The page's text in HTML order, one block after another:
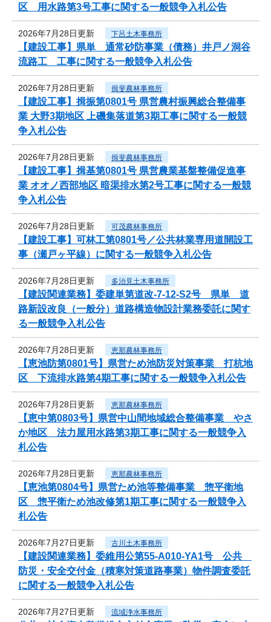
区 用水路第3号工事に関する一般競争入札公告
2026年7月28日更新 下呂土木事務所
【建設工事】県単 通常砂防事業（債務）井戸ノ洞谷
流路工 工事に関する一般競争入札公告
2026年7月28日更新 揖斐農林事務所
【建設工事】揖振第0801号 県営農村振興総合整備事
業 大野3期地区 上磯集落道第3期工事に関する一般競
争入札公告
2026年7月28日更新 揖斐農林事務所
【建設工事】揖基第0801号 県営農業基盤整備促進事
業 オオノ西部地区 暗渠排水第2号工事に関する一般競
争入札公告
2026年7月28日更新 可茂農林事務所
【建設工事】可林工第0801号／公共林業専用道開設工
事（瀬戸ヶ平線）に関する一般競争入札公告
2026年7月28日更新 多治見土木事務所
【建設関連業務】委建単第道改-7-12-S2号 県単 道
路新設改良（一般分）道路構造物設計業務委託に関す
る一般競争入札公告
2026年7月28日更新 恵那農林事務所
【恵池防第0801号】県営ため池防災対策事業 打杭地
区 下流排水路第4期工事に関する一般競争入札公告
2026年7月28日更新 恵那農林事務所
【恵中第0803号】県営中山間地域総合整備事業 やさ
か地区 法力屋用水路第3期工事に関する一般競争入
札公告
2026年7月28日更新 恵那農林事務所
【恵池第0804号】県営ため池等整備事業 惣平衛地
区 惣平衛ため池改修第1期工事に関する一般競争入
札公告
2026年7月27日更新 古川土木事務所
【建設関連業務】委維用公第55-A010-YA1号 公共
防災・安全交付金（積寒対策道路事業）物件調査委託
に関する一般競争入札公告
2026年7月27日更新 流域浄水事務所